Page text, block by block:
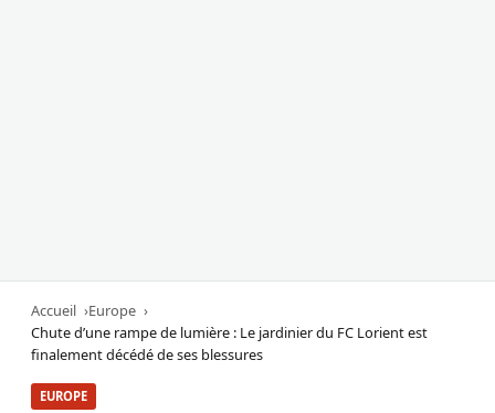
Accueil
Europe
Chute d’une rampe de lumière : Le jardinier du FC Lorient est
finalement décédé de ses blessures
EUROPE